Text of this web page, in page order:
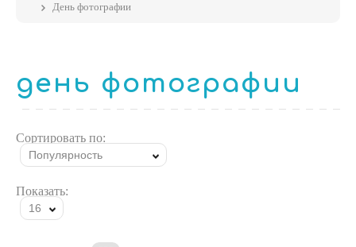
День фотографии
день фотографии
Сортировать по:
Популярность
Показать:
16